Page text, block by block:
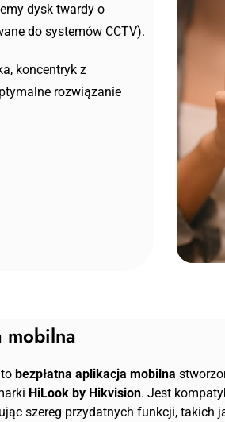
dysk twardy o
do systemów CCTV).
koncentryk z
rozwiązanie
bezpłatna aplikacja mobilna
HiLook by Hikvision. Jest
szereg przydatnych funkcji, takich